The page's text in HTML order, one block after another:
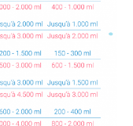
l’eau chez le
trop d’eau ?
par l’eau chez